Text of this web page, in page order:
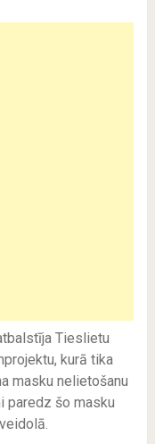
Tieslietu
kurā tika
masku nelietošanu
paredz šo masku